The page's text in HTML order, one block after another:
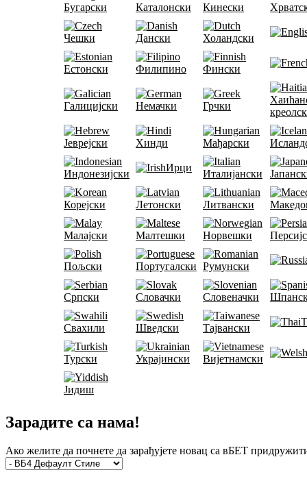
Бугарски Каталонски Кинески
Чешки Дански Холандски
Естонски Филипино Фински
Галицијски Немачки Грчки
Јеврејски Хинди Мађарски
Индонезијски
Ирци
Италијански
Корејски Летонски Литвански
Малајски Малтешки Норвешки
Пољски Португалски Румунски
Српски Словачки Словеначки
Свахили Шведски Тајвански
Турски Украјински Вијетнамски
Јидиш
Зарадите са нама!
Ако желите да почнете да зарађујете новац са вБЕТ